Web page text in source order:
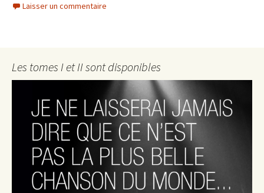
Laisser un commentaire
Les tomes I et II sont disponibles